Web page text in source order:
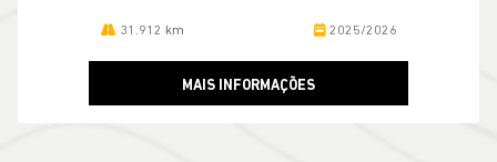
31.912 km 2025/2026
MAIS INFORMAÇÕES